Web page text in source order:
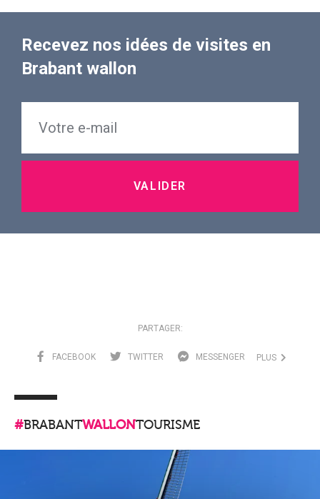
Recevez nos idées de visites en
Brabant wallon
VALIDER
PARTAGER:
FACEBOOK TWITTER MESSENGER PLUS
#BRABANTWALLONTOURISME